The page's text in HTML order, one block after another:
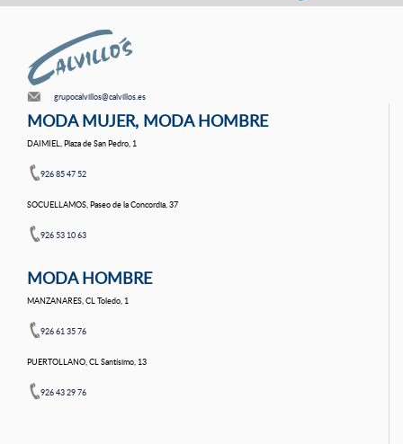
grupocalvillos@calvillos.es
MODA MUJER, MODA HOMBRE
DAIMIEL, Plaza de San Pedro, 1
926 85 47 52
SOCUELLAMOS, Paseo de la Concordia, 37
926 53 10 63
MODA HOMBRE
MANZANARES, CL Toledo, 1
926 61 35 76
PUERTOLLANO, CL Santísimo, 13
926 43 29 76